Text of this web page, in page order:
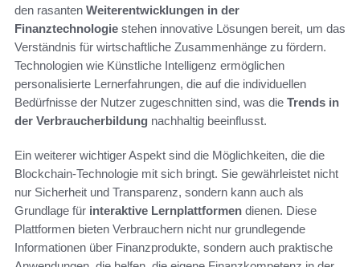
den rasanten Weiterentwicklungen in der
Finanztechnologie stehen innovative Lösungen bereit, um das
Verständnis für wirtschaftliche Zusammenhänge zu fördern.
Technologien wie Künstliche Intelligenz ermöglichen
personalisierte Lernerfahrungen, die auf die individuellen
Bedürfnisse der Nutzer zugeschnitten sind, was die Trends in
der Verbraucherbildung nachhaltig beeinflusst.
Ein weiterer wichtiger Aspekt sind die Möglichkeiten, die die
Blockchain-Technologie mit sich bringt. Sie gewährleistet nicht
nur Sicherheit und Transparenz, sondern kann auch als
Grundlage für interaktive Lernplattformen dienen. Diese
Plattformen bieten Verbrauchern nicht nur grundlegende
Informationen über Finanzprodukte, sondern auch praktische